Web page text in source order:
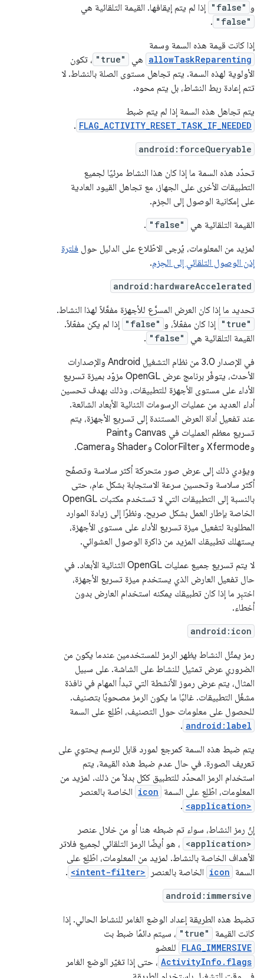
و "false" إذا لم يتم إيقافها. القيمة التلقائية هي
"false"
.
إذا كانت قيمة هذه السمة وسمة
allowTaskReparenting هي "true" ، تكون
الأولوية لهذه السمة. يتم تجاهل مستوى الصلة بالنشاط. لا
تتم إعادة ربط النشاط، بل يتم محوه.
يتم تجاهل هذه السمة إذا لم يتم ضبط
FLAG_ACTIVITY_RESET_TASK_IF_NEEDED
.
android:forceQueryable
تحدّد هذه السمة ما إذا كان هذا النشاط مرئيًا لجميع
التطبيقات الأخرى على الجهاز، مع تجاهل القيود العادية
على إمكانية الوصول إلى الحِزم.
القيمة التلقائية هي
"false"
.
لمزيد من المعلومات، يُرجى الاطّلاع على الدليل حول فلترة
إذن الوصول التلقائي إلى الحِزم.
android:hardwareAccelerated
تحديد ما إذا كان العرض المسرَّع للأجهزة مفعَّلاً لهذا النشاط.
"true" إذا كان مفعّلاً، و "false"
إذا لم يكن مفعّلاً.
القيمة التلقائية هي
"false"
.
في الإصدار 3.0 من نظام التشغيل Android والإصدارات
الأحدث، يتوفّر برنامج عرض OpenGL مزوّد بميزة تسريع
الأداء على مستوى الأجهزة للتطبيقات، وذلك بهدف تحسين
أداء العديد من عمليات الرسومات الثنائية الأبعاد الشائعة.
عند تفعيل أداة العرض المستندة إلى تسريع الأجهزة، يتم
تسريع معظم العمليات في Canvas وPaint
وXfermode وColorFilter وShader وCamera.
ويؤدي ذلك إلى عرض صور متحركة أكثر سلاسة وتصفّح
أكثر سلاسة وتحسين سرعة الاستجابة بشكل عام، حتى
بالنسبة إلى التطبيقات التي لا تستخدم مكتبات OpenGL
الخاصة بإطار العمل بشكل صريح. ونظرًا إلى زيادة الموارد
المطلوبة لتفعيل ميزة تسريع الأداء على مستوى الأجهزة،
يستهلك تطبيقك المزيد من ذاكرة الوصول العشوائي.
لا يتم تسريع جميع عمليات OpenGL الثنائية الأبعاد. في
حال تفعيل العارض الذي يستخدم ميزة تسريع الأجهزة،
اختبِر ما إذا كان تطبيقك يمكنه استخدام العارض بدون
أخطاء.
android:icon
رمز يمثّل النشاط يظهر الرمز للمستخدمين عندما يكون من
الضروري عرض تمثيل للنشاط على الشاشة. على سبيل
المثال، يتم عرض رموز الأنشطة التي تبدأ المهام في نافذة
مشغّل التطبيقات. غالبًا ما يكون الرمز مصحوبًا بتصنيف.
للحصول على معلومات حول التصنيف، اطّلِع على السمة
android:label
.
يتم ضبط هذه السمة كمرجع لمورد قابل للرسم يحتوي على
تعريف الصورة. في حال عدم ضبط هذه القيمة، يتم
استخدام الرمز المحدّد للتطبيق ككل بدلاً من ذلك. لمزيد من
المعلومات، اطّلِع على السمة icon الخاصة بالعنصر
<application>
.
إنّ رمز النشاط، سواء تم ضبطه هنا أو من خلال عنصر
<application> ، هو أيضًا الرمز التلقائي لجميع فلاتر
الأهداف الخاصة بالنشاط. لمزيد من المعلومات، اطّلِع على
السمة icon الخاصة بالعنصر <intent-filter>
.
android:immersive
تضبط هذه الطريقة إعداد الوضع الغامر للنشاط الحالي. إذا
كانت القيمة
"true" ، سيتم دائمًا ضبط بت
FLAG_IMMERSIVE للعضو
ActivityInfo.flags ، حتى إذا تغيّر الوضع الغامر